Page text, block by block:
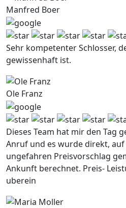
Manfred Boer
Sehr kompetenter Schlosser,
gewissenhaft ist.
Ole Franz
Dieses Team hat mir den Tag
Anruf und es wurde direkt,
ungefahren Preisvorschlag
Ankunft berechnet. Preis-
uberein